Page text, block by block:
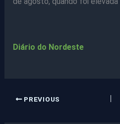
Diário do Nordeste
PREVIOUS